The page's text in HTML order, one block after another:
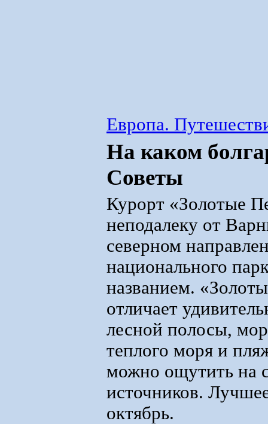
Европа.
На каком
Советы
Курорт «Золотые
неподалеку от
северном
национального
названием.
отличает
лесной полосы,
теплого моря и
можно ощутить на
источников.
октябрь.